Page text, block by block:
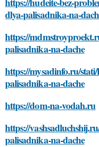
dlya-palisadnika-na-
https://
palisadnika-na-dache
https://mysadinfo.ru/
palisadnika-na-dache
https://dom-na-vodah.ru
https://
palisadnika-na-dache